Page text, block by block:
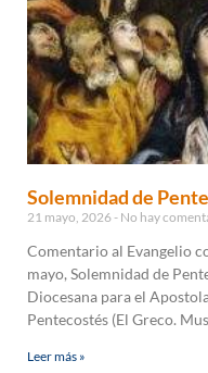
Solemnidad de
21 mayo, 2026 No hay
Comentario al Evangelio
mayo, Solemnidad de
Diocesana para el
Pentecostés (El Greco.
Leer más »